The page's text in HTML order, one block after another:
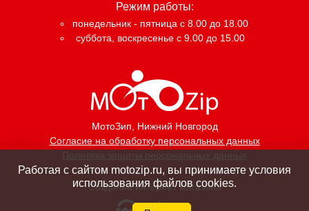
МотоЗип, Нижний Новгород
Согласие на обработку персональных данных
Политика защиты персональных данных
Режим работы:
понедельник - пятница с 8.00 до 18.00
суббота, воскресенье с 9.00 до 15.00
Создание интернет магазина
Работая с сайтом motozip.ru, вы принимаете условия
использования файлов cookies.